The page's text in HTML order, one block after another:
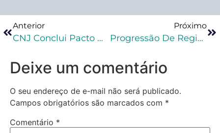
Anterior
CNJ Conclui Pacto Nacional Para Documentos A Egressos Do Sistema Prisional
Próximo
Progressão De Regime Para Crime Hediondo: Reincidência Não Específica
Deixe um comentário
O seu endereço de e-mail não será publicado.
Campos obrigatórios são marcados com *
Comentário *